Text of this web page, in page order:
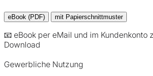
eBook (PDF) mit Papierschnittmuster
📧 eBook per eMail und im Kundenkonto
Download
Gewerbliche Nutzung